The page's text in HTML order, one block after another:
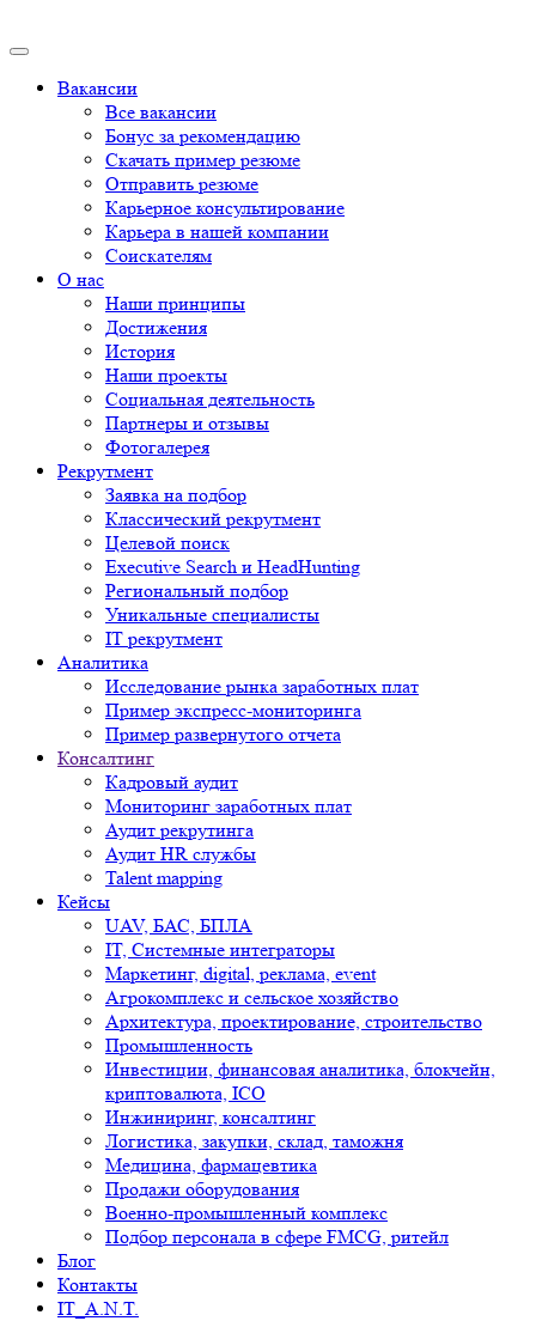
Вакансии
Все вакансии
Бонус за рекомендацию
Скачать пример резюме
Отправить резюме
Карьерное консультирование
Карьера в нашей компании
Соискателям
О нас
Наши принципы
Достижения
История
Наши проекты
Социальная деятельность
Партнеры и отзывы
Фотогалерея
Рекрутмент
Заявка на подбор
Классический рекрутмент
Целевой поиск
Executive Search и HeadHunting
Региональный подбор
Уникальные специалисты
IT рекрутмент
Аналитика
Исследование рынка заработных плат
Пример экспресс-мониторинга
Пример развернутого отчета
Консалтинг
Кадровый аудит
Мониторинг заработных плат
Аудит рекрутинга
Аудит HR службы
Talent mapping
Кейсы
UAV, БАС, БПЛА
IT, Системные интеграторы
Маркетинг, digital, реклама, event
Агрокомплекс и сельское хозяйство
Архитектура, проектирование, строительство
Промышленность
Инвестиции, финансовая аналитика, блокчейн,
криптовалюта, ICO
Инжиниринг, консалтинг
Логистика, закупки, склад, таможня
Медицина, фармацевтика
Продажи оборудования
Военно-промышленный комплекс
Подбор персонала в сфере FMCG, ритейл
Блог
Контакты
IT_A.N.T.